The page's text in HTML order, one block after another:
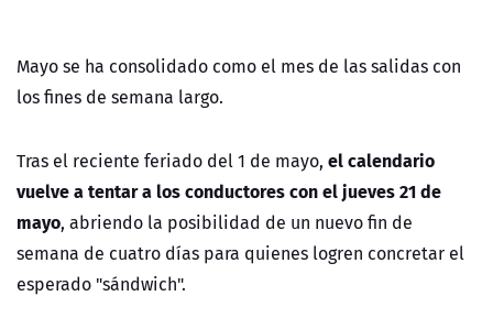
Mayo se ha consolidado como el mes de las salidas con
los fines de semana largo.
Tras el reciente feriado del 1 de mayo, el calendario
vuelve a tentar a los conductores con el jueves 21 de
mayo, abriendo la posibilidad de un nuevo fin de
semana de cuatro días para quienes logren concretar el
esperado "sándwich".